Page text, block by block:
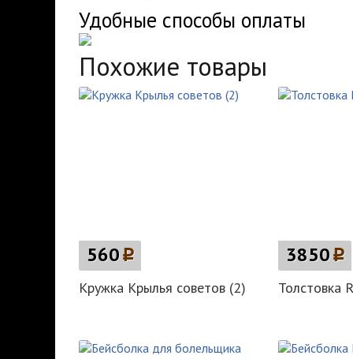
Удобные способы оплаты
Похожие товары
560p
Кружка Крылья советов (2)
3850p
Толстовка